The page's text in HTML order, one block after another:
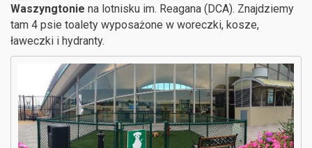
Waszyngtonie na lotnisku im. Reagana (DCA). Znajdziemy
tam 4 psie toalety wyposażone w woreczki, kosze,
ławeczki i hydranty.